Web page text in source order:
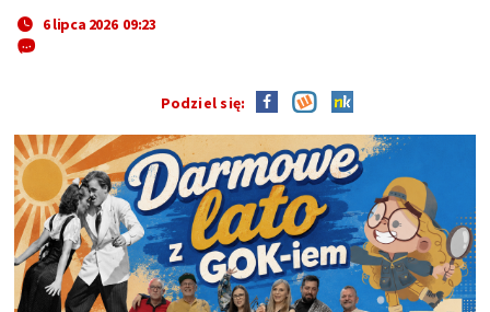
6 lipca 2026 09:23
Podziel się: